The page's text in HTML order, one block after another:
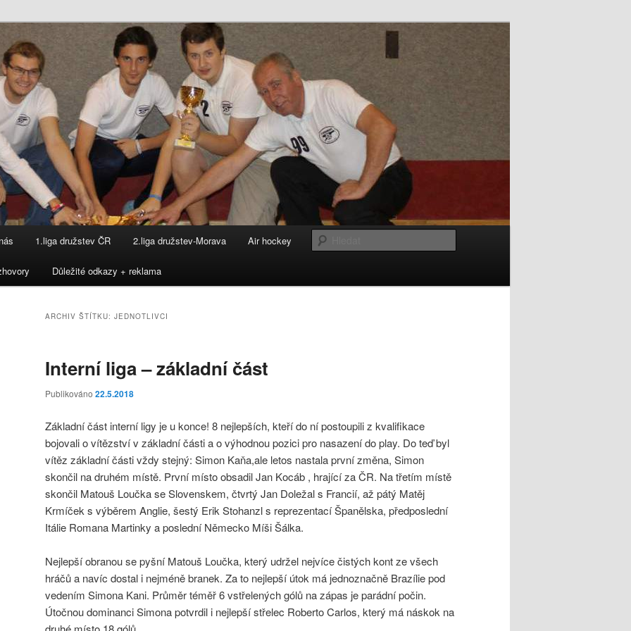
1.liga družstev ČR 2.liga družstev-Morava Air hockey
Důležité odkazy + reklama
ARCHIV ŠTÍTKU: JEDNOTLIVCI
Interní liga – základní část
Publikováno 22.5.2018
Základní část interní ligy je u konce! 8 nejlepších, kteří do ní postoupili z kvalifikace
bojovali o vítězství v základní části a o výhodnou pozici pro nasazení do play. Do teď byl
vítěz základní části vždy stejný: Simon Kaňa,ale letos nastala první změna, Simon
skončil na druhém místě. První místo obsadil Jan Kocáb , hrající za ČR. Na třetím místě
skončil Matouš Loučka se Slovenskem, čtvrtý Jan Doležal s Francií, až pátý Matěj
Krmíček s výběrem Anglie, šestý Erik Stohanzl s reprezentací Španělska, předposlední
Itálie Romana Martinky a poslední Německo Míši Šálka.
Nejlepší obranou se pyšní Matouš Loučka, který udržel nejvíce čistých kont ze všech
hráčů a navíc dostal i nejméně branek. Za to nejlepší útok má jednoznačně Brazílie pod
vedením Simona Kani. Průměr téměř 6 vstřelených gólů na zápas je parádní počin.
Útočnou dominanci Simona potvrdil i nejlepší střelec Roberto Carlos, který má náskok na